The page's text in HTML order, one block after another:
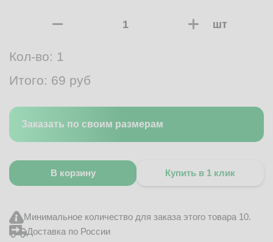
шт
Кол-во: 1
Итого: 69 руб
Заказать по своим размерам
В корзину Купить в 1 клик
Минимальное количество для заказа этого товара 10.
Доставка по России